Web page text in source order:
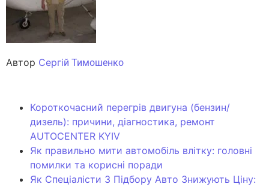
Автор Сергій Тимошенко
Короткочасний перегрів двигуна (бензин/
дизель): причини, діагностика, ремонт
AUTOCENTER KYIV
Як правильно мити автомобіль влітку: головні
помилки та корисні поради
Як Спеціалісти З Підбору Авто Знижують Ціну: